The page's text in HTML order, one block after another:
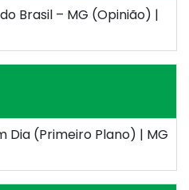
Brasil – MG (Opinião) |
Dia (Primeiro Plano) | MG